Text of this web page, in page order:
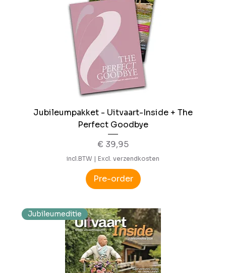
Jubileumpakket - Uitvaart-Inside + The
Perfect Goodbye
Prijs
€ 39,95
incl.BTW | Excl. verzendkosten
Pre-order
Jubileumeditie